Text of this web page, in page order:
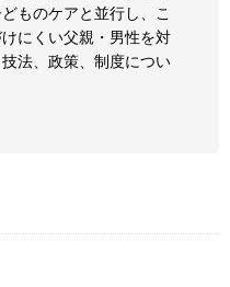
ものケアと並行し、こ
にくい父親・男性を対
法、政策、制度につい